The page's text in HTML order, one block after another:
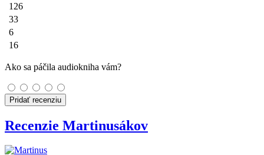
126
33
6
16
Ako sa páčila audiokniha vám?
Pridať recenziu
Recenzie Martinusákov